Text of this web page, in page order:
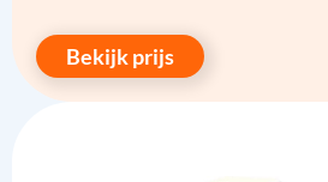
Bekijk prijs